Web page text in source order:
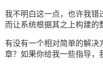
我不明白这一点，也许我错
而让系统根据其之上构建的
有没有一个相对简单的解决
章？如果你给我一些指导，